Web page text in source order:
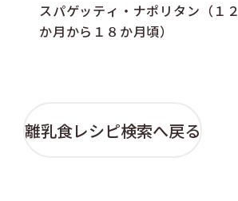
スパゲッティ・ナポリタン（１２
か月から１８か月頃）
離乳食レシピ検索へ戻る